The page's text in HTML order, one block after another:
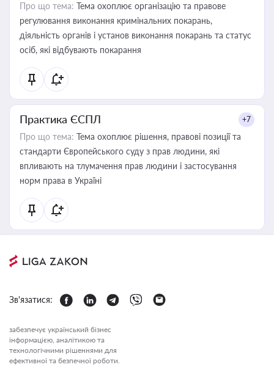
Про що тема: Тема охоплює організацію та правове
регулювання виконання кримінальних покарань,
діяльність органів і установ виконання покарань та статус
осіб, які відбувають покарання
Практика ЄСПЛ +7
Про що тема: Тема охоплює рішення, правові позиції та
стандарти Європейського суду з прав людини, які
впливають на тлумачення прав людини і застосування
норм права в Україні
Зв'язатися:
забезпечує український бізнес
інформацією, аналітикою та
технологічними рішеннями для
ефективної та безпечної роботи.